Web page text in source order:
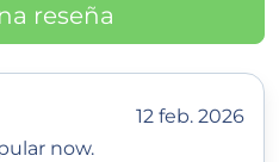
reseña
12 feb. 2026
now.